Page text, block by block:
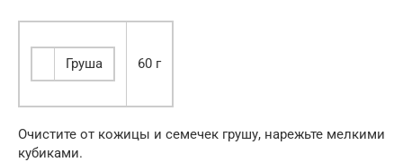
Груша 60 г
Очистите от кожицы и семечек грушу, нарежьте мелкими
кубиками.